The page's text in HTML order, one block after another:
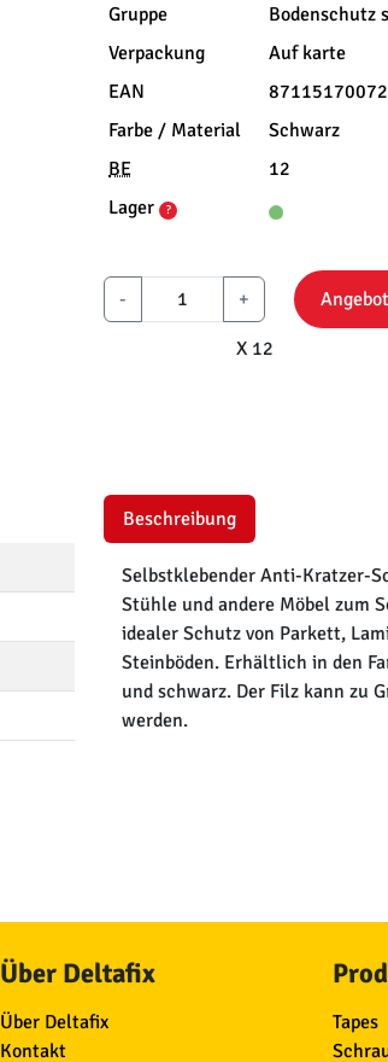
Gruppe
Bodenschutz
Verpackung
Auf karte
EAN
Farbe / Material
Schwarz
BE
12
Lager
?
- +
X 12
Beschreibung
Selbstklebender Anti-Kratzer-
Stühle und andere Möbel zum
idealer Schutz von Parkett,
Steinböden. Erhältlich in den
und schwarz. Der Filz kann zu
werden.
Über Deltafix
Über Deltafix
Kontakt
Tapes